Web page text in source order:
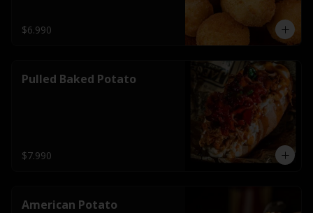
$6.990
Pulled Baked Potato
$7.990
American Potato